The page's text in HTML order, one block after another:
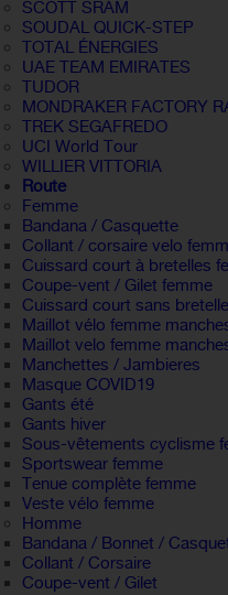
SCOTT SRAM
SOUDAL QUICK-STEP
TOTAL ÉNERGIES
UAE TEAM EMIRATES
TUDOR
MONDRAKER FACTORY
TREK SEGAFREDO
UCI World Tour
WILLIER VITTORIA
Route
Femme
Bandana / Casquette
Collant / corsaire velo
Cuissard court à bretelles
Coupe-vent / Gilet femme
Cuissard court sans
Maillot vélo femme
Maillot velo femme
Manchettes / Jambieres
Masque COVID19
Gants été
Gants hiver
Sous-vêtements cyclisme
Sportswear femme
Tenue complète femme
Veste vélo femme
Homme
Bandana / Bonnet /
Collant / Corsaire
Coupe-vent / Gilet